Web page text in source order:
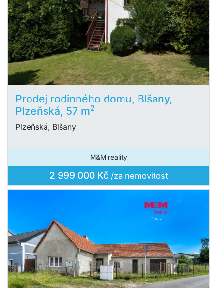
Prodej rodinného domu, Blšany,
Plzeňská, 57 m2
Plzeňská, Blšany
M&M reality
2 999 000 Kč /za nemovitost